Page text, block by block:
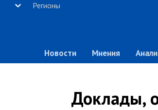
Регионы
Новости Мнения
Доклады,